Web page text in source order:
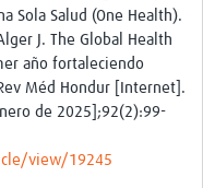
Sola Salud (One Health).
J. The Global Health
año fortaleciendo
Méd Hondur [Internet].
de 2025];92(2):99-
view/19245